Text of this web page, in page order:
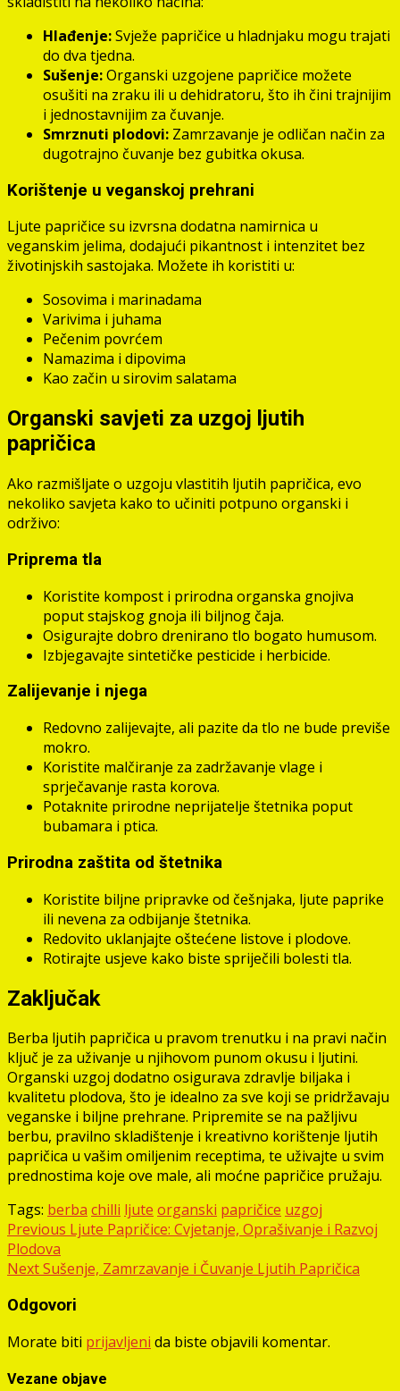
Hlađenje:Svježe papričice u hladnjaku mogu trajati
do dva tjedna.
Sušenje:Organski uzgojene papričice možete
osušiti na zraku ili u dehidratoru, što ih čini trajnijim
i jednostavnijim za čuvanje.
Smrznuti plodovi: Zamrzavanje je odličan način za
dugotrajno čuvanje bez gubitka okusa.
Korištenje u veganskoj prehrani
Ljute papričice su izvrsna dodatna namirnica u
veganskim jelima, dodajući pikantnost i intenzitet bez
životinjskih sastojaka. Možete ih koristiti u:
Sosovima i marinadama
Varivima i juhama
Pečenim povrćem
Namazima i dipovima
Kao začin u sirovim salatama
Organski savjeti za uzgoj ljutih
papričica
Ako razmišljate o uzgoju vlastitih ljutih papričica, evo
nekoliko savjeta kako to učiniti potpuno organski i
održivo:
Priprema tla
Koristite kompost i prirodna organska gnojiva
poput stajskog gnoja ili biljnog čaja.
Osigurajte dobro drenirano tlo bogato humusom.
Izbjegavajte sintetičke pesticide i herbicide.
Zalijevanje i njega
Redovno zalijevajte, ali pazite da tlo ne bude previše
mokro.
Koristite malčiranje za zadržavanje vlage i
sprječavanje rasta korova.
Potaknite prirodne neprijatelje štetnika poput
bubamara i ptica.
Prirodna zaštita od štetnika
Koristite biljne pripravke od češnjaka, ljute paprike
ili nevena za odbijanje štetnika.
Redovito uklanjajte oštećene listove i plodove.
Rotirajte usjeve kako biste spriječili bolesti tla.
Zaključak
Berba ljutih papričica u pravom trenutku i na pravi način
ključ je za uživanje u njihovom punom okusu i ljutini.
Organski uzgoj dodatno osigurava zdravlje biljaka i
kvalitetu plodova, što je idealno za sve koji se pridržavaju
veganske i biljne prehrane. Pripremite se na pažljivu
berbu, pravilno skladištenje i kreativno korištenje ljutih
papričica u vašim omiljenim receptima, te uživajte u svim
prednostima koje ove male, ali moćne papričice pružaju.
Tags: berba chilli ljute organski papričice uzgoj
Post
navigation
Previous Ljute Papričice: Cvjetanje, Oprašivanje i Razvoj
Plodova
NextSušenje, Zamrzavanje i Čuvanje Ljutih Papričica
Odgovori
Morate biti prijavljeni da biste objavili komentar.
Vezane objave